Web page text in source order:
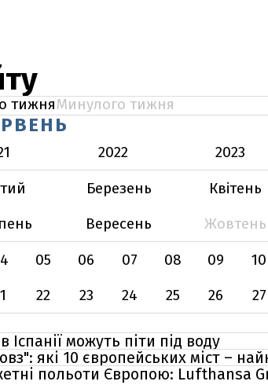
тижняМинулого тижня
2022 2023
Березень Квітень
Вересень Жовтень
05 06 07 08 09 10
22 23 24 25 26 27
можуть піти під воду
які 10 європейських міст –
польоти Європою: Lufthansa